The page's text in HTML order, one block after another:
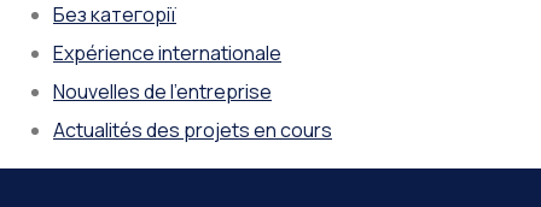
Без категорії
Expérience internationale
Nouvelles de l'entreprise
Actualités des projets en cours